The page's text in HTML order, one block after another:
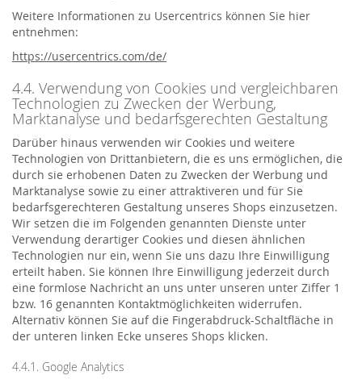
Weitere Informationen zu Usercentrics können Sie hier
entnehmen:
https://usercentrics.com/de/
4.4. Verwendung von Cookies und vergleichbaren
Technologien zu Zwecken der Werbung,
Marktanalyse und bedarfsgerechten Gestaltung
Darüber hinaus verwenden wir Cookies und weitere
Technologien von Drittanbietern, die es uns ermöglichen, die
durch sie erhobenen Daten zu Zwecken der Werbung und
Marktanalyse sowie zu einer attraktiveren und für Sie
bedarfsgerechteren Gestaltung unseres Shops einzusetzen.
Wir setzen die im Folgenden genannten Dienste unter
Verwendung derartiger Cookies und diesen ähnlichen
Technologien nur ein, wenn Sie uns dazu Ihre Einwilligung
erteilt haben. Sie können Ihre Einwilligung jederzeit durch
eine formlose Nachricht an uns unter unseren unter Ziffer 1
bzw. 16 genannten Kontaktmöglichkeiten widerrufen.
Alternativ können Sie auf die Fingerabdruck-Schaltfläche in
der unteren linken Ecke unseres Shops klicken.
4.4.1. Google Analytics